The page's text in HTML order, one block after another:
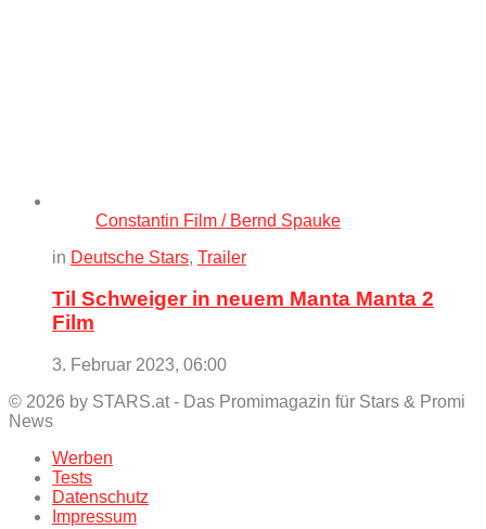
Constantin Film / Bernd Spauke
in Deutsche Stars, Trailer
Til Schweiger in neuem Manta Manta 2
Film
3. Februar 2023, 06:00
© 2026 by STARS.at - Das Promimagazin für Stars & Promi
News
Werben
Tests
Datenschutz
Impressum